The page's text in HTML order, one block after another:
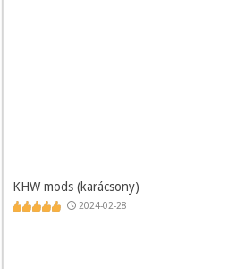
KHW mods (karácsony)
2024-02-28